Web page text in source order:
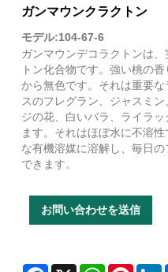
ガンマウンクラクトン
モデル:104-67-6
ガンマウンデコラクトンは
トン化合物です。強い桃の
から無色です。それは重要
スのフレグラン、ジャスミ
ジの花、白いバラ、ライラ
ます。それはほぼ水に不溶
な有機溶媒に溶解し、毎日
できます。
お問い合わせを送信